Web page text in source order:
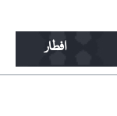
افطار